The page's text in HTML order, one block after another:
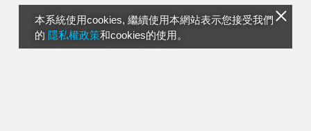
本系統使用cookies, 繼續使用本網站表示您接受我們
的 隱私權政策和cookies的使用。